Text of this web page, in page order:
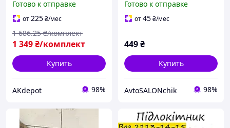
синей строчкой
Готово к отправке
от225₴/мес
1 349₴/комплект
1 686.25 ₴/комплект
Купить
AKdepot 98%
Готово к отправке
от45₴/мес
449₴
Купить
AvtoSALONchik 98%